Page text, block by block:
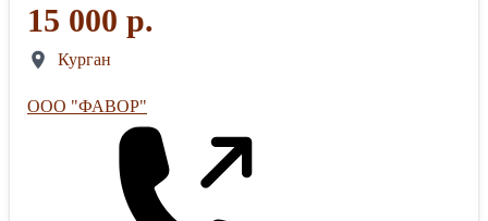
15 000 р.
Курган
ООО "ФАВОР"